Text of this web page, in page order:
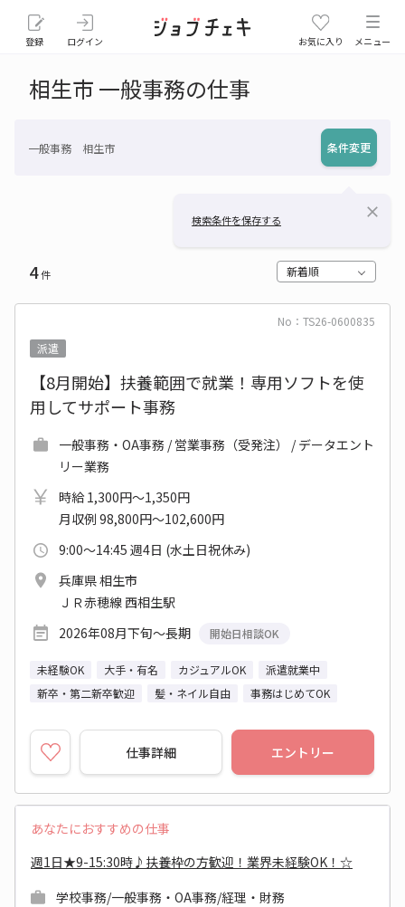
登録 ログイン お気に入り メニュー
相生市 一般事務の仕事
一般事務 相生市 条件変更
検索条件を保存する close
4件 新着順
No：TS26-0600835
派遣
【8月開始】扶養範囲で就業！専用ソフトを使
用してサポート事務
一般事務・OA事務 / 営業事務（受発注） / データエント
リー業務
時給 1,300円～1,350円
月収例 98,800円～102,600円
9:00～14:45 週4日 (水土日祝休み)
兵庫県 相生市
ＪＲ赤穂線 西相生駅
2026年08月下旬～長期
開始日相談OK
未経験OK 大手・有名 カジュアルOK
派遣就業中
新卒・第二新卒歓迎
髪・ネイル自由 事務はじめてOK
仕事詳細 エントリー
あなたにおすすめの仕事
週1日★9-15:30時♪扶養枠の方歓迎！業界未経験OK！☆
学校事務/一般事務・OA事務/経理・財務